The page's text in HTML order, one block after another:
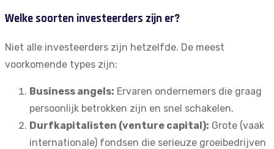
Welke soorten investeerders zijn er?
Niet alle investeerders zijn hetzelfde. De meest
voorkomende types zijn:
Business angels: Ervaren ondernemers die graag
persoonlijk betrokken zijn en snel schakelen.
Durfkapitalisten (venture capital): Grote (vaak
internationale) fondsen die serieuze groeibedrijven